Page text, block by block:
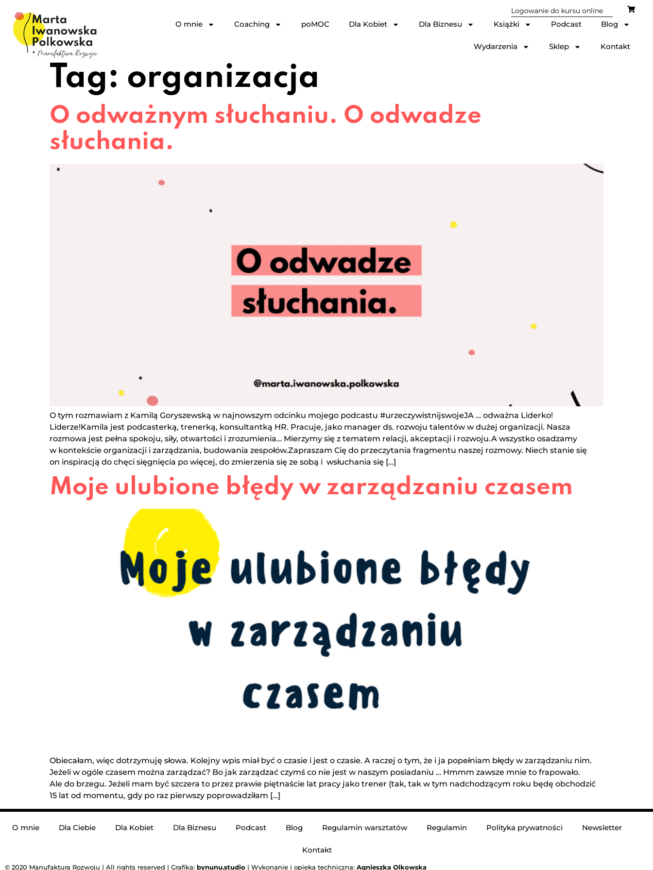
Logowanie do kursu online
O mnie Coaching poMOC Dla Kobiet Dla Biznesu Książki Podcast Blog
Wydarzenia Sklep Kontakt
Tag: organizacja
O odważnym słuchaniu. O odwadze
słuchania.
O tym rozmawiam z Kamilą Goryszewską w najnowszym odcinku mojego podcastu #urzeczywistnijswojeJA … odważna Liderko!
Liderze!Kamila jest podcasterką, trenerką, konsultantką HR. Pracuje, jako manager ds. rozwoju talentów w dużej organizacji. Nasza
rozmowa jest pełna spokoju, siły, otwartości i zrozumienia… Mierzymy się z tematem relacji, akceptacji i rozwoju.A wszystko osadzamy
w kontekście organizacji i zarządzania, budowania zespołów.Zapraszam Cię do przeczytania fragmentu naszej rozmowy. Niech stanie się
on inspiracją do chęci sięgnięcia po więcej, do zmierzenia się ze sobą i wsłuchania się […]
Moje ulubione błędy w zarządzaniu czasem
Obiecałam, więc dotrzymuję słowa. Kolejny wpis miał być o czasie i jest o czasie. A raczej o tym, że i ja popełniam błędy w zarządzaniu nim.
Jeżeli w ogóle czasem można zarządzać? Bo jak zarządzać czymś co nie jest w naszym posiadaniu … Hmmm zawsze mnie to frapowało.
Ale do brzegu. Jeżeli mam być szczera to przez prawie piętnaście lat pracy jako trener (tak, tak w tym nadchodzącym roku będę obchodzić
15 lat od momentu, gdy po raz pierwszy poprowadziłam […]
O mnie Dla Ciebie Dla Kobiet Dla Biznesu Podcast Blog Regulamin warsztatów Regulamin Polityka prywatności Newsletter
Kontakt
© 2020 Manufaktura Rozwoju | All rights reserved | Grafika: bynunu.studio | Wykonanie i opieka techniczna: Agnieszka Olkowska